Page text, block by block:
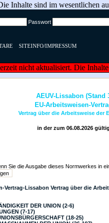
Inhalte sind im wesentlichen
Passwort
SITEINFO/IMPRESSUM
nicht aktualisiert. Die
AEUV-Lissabon (Stand
EU-Arbeitsweisen-
Vertrag über die Arbeitsweise der
in der zum 06.08.2026
Sie die Ausgabe dieses Normwerkes in
Vertrag-Lissabon Vertrag über die
DER UNION (2-6)
(7-17)
(18-25)